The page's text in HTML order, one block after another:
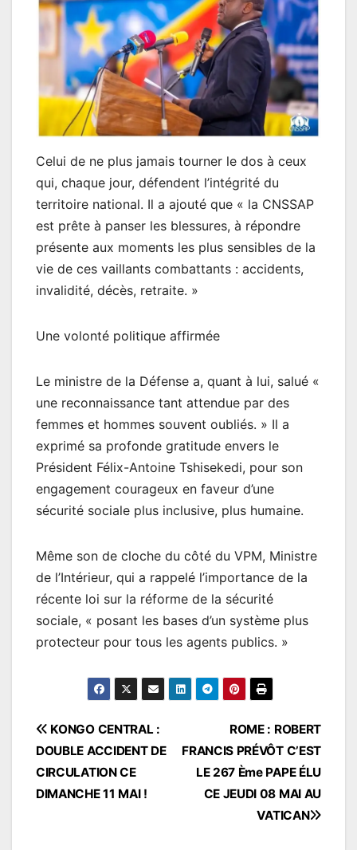
Celui de ne plus jamais tourner le dos à ceux
qui, chaque jour, défendent l’intégrité du
territoire national. Il a ajouté que « la CNSSAP
est prête à panser les blessures, à répondre
présente aux moments les plus sensibles de la
vie de ces vaillants combattants : accidents,
invalidité, décès, retraite. »
Une volonté politique affirmée
Le ministre de la Défense a, quant à lui, salué «
une reconnaissance tant attendue par des
femmes et hommes souvent oubliés. » Il a
exprimé sa profonde gratitude envers le
Président Félix-Antoine Tshisekedi, pour son
engagement courageux en faveur d’une
sécurité sociale plus inclusive, plus humaine.
Même son de cloche du côté du VPM, Ministre
de l’Intérieur, qui a rappelé l’importance de la
récente loi sur la réforme de la sécurité
sociale, « posant les bases d’un système plus
protecteur pour tous les agents publics. »
Navigation
de
l’article
ROME : ROBERT
FRANCIS PRÉVÔT C’EST
LE 267 Ème PAPE ÉLU
CE JEUDI 08 MAI AU
VATICAN
KONGO CENTRAL :
DOUBLE ACCIDENT DE
CIRCULATION CE
DIMANCHE 11 MAI !